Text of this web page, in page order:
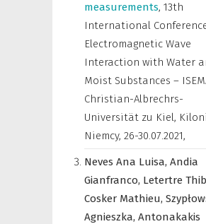
measurements, 13th
International
Electromagnetic Wave
Interaction with Water
Moist Substances –
Christian-Albrechrs-
Universität zu Kiel,
Niemcy, 26-30.07.2021,
Neves Ana Luisa, Andia
Gianfranco, Letertre
Cosker Mathieu,
Agnieszka, Antonakakis